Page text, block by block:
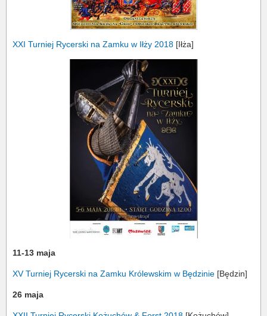
XXI Turniej Rycerski na Zamku w Iłży 2018 [Iłża]
11-13 maja
XV Turniej Rycerski na Zamku Królewskim w Będzinie [Będzin]
26 maja